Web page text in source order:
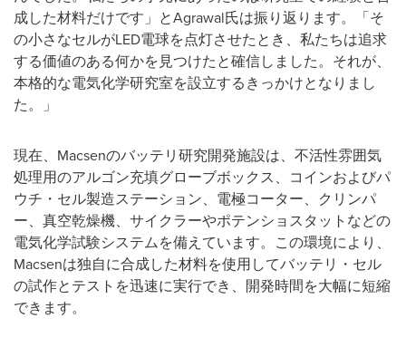
成した材料だけです」とAgrawal氏は振り返ります。「そ
の小さなセルがLED電球を点灯させたとき、私たちは追求
する価値のある何かを見つけたと確信しました。それが、
本格的な電気化学研究室を設立するきっかけとなりまし
た。」
現在、Macsenのバッテリ研究開発施設は、不活性雰囲気
処理用のアルゴン充填グローブボックス、コインおよびパ
ウチ・セル製造ステーション、電極コーター、クリンパ
ー、真空乾燥機、サイクラーやポテンショスタットなどの
電気化学試験システムを備えています。この環境により、
Macsenは独自に合成した材料を使用してバッテリ・セル
の試作とテストを迅速に実行でき、開発時間を大幅に短縮
できます。